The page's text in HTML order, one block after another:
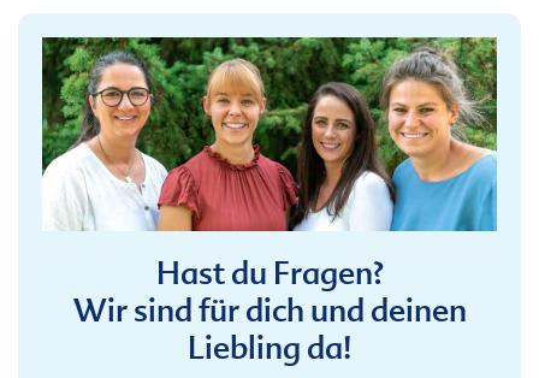
Hast du Fragen?
Wir sind für dich und deinen
Liebling da!